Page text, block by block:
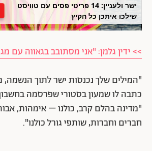
ישר ולעניין: 14 פריטי פסים עם טוויסט
שילכו איתכן כל הקיץ
>> ידין גלמן: "אני מסתובב בגאווה עם
"המילים שלך נכנסות ישר לתוך הנשמה,
כתבה לו שמעון בסטורי שפרסמה
"מדינה בהלם קרב, כולנו – אימהות,
חברים וחברות, שותפי גורל כולנו".